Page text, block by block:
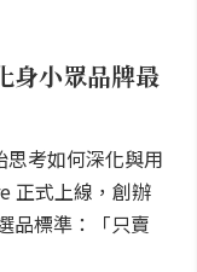
身小眾品牌最
思考如何深化與用
正式上線，創辦
品標準：「只賣